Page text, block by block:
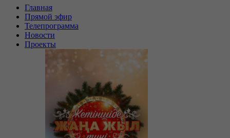
Главная
Прямой эфир
Телепрограмма
Новости
Проекты